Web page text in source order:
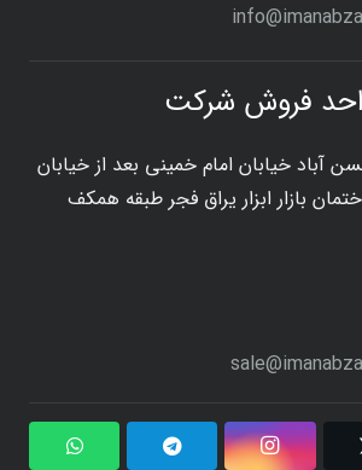
فروش شرکت
آباد خیابان امام خمینی بعد از خیابان
بازار ابزار یراق فجر طبقه همکف